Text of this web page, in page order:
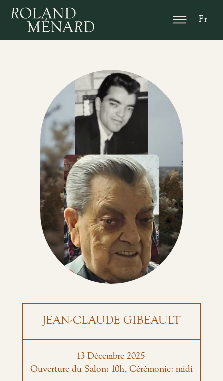
Fr
JEAN-CLAUDE GIBEAULT
13 Décembre 2025
Ouverture du Salon: 10h, Cérémonie: midi